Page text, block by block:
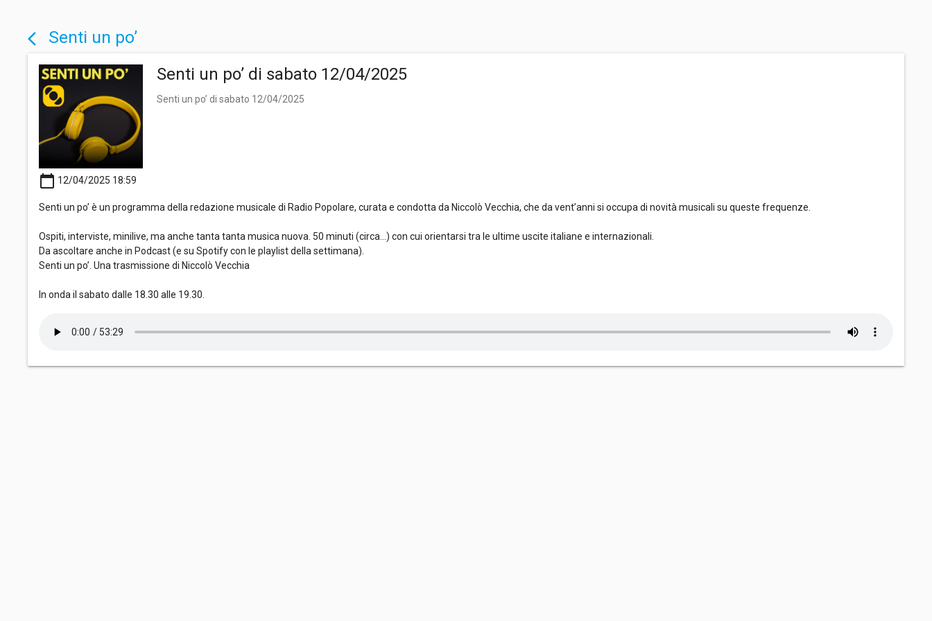
arrow_back_ios Senti un po’
Senti un po’ di sabato 12/04/2025
Senti un po’ di sabato 12/04/2025
calendar_today 12/04/2025 18:59
Senti un po’ è un programma della redazione musicale di Radio Popolare, curata e condotta da Niccolò Vecchia, che da vent’anni si occupa di novità musicali su queste frequenze.
Ospiti, interviste, minilive, ma anche tanta tanta musica nuova. 50 minuti (circa…) con cui orientarsi tra le ultime uscite italiane e internazionali.
Da ascoltare anche in Podcast (e su Spotify con le playlist della settimana).
Senti un po’. Una trasmissione di Niccolò Vecchia
In onda il sabato dalle 18.30 alle 19.30.